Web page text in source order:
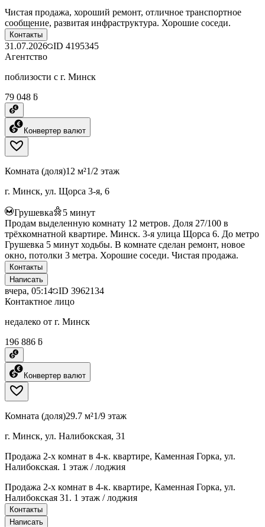
Чистая продажа, хороший ремонт, отличное транспортное
сообщение, развитая инфраструктура. Хорошие соседи.
Контакты
31.07.2026 ID 4195345
Агентство
поблизости с г. Минск
79 048 ƃ
Конвертер валют
Комната (доля)12 м²1/2 этаж
г. Минск, ул. Щорса 3-я, 6
Грушевка 5 минут
Продам выделенную комнату 12 метров. Доля 27/100 в
трёхкомнатной квартире. Минск. 3-я улица Щорса 6. До метро
Грушевка 5 минут ходьбы. В комнате сделан ремонт, новое
окно, потолки 3 метра. Хорошие соседи. Чистая продажа.
Контакты
Написать
вчера, 05:14 ID 3962134
Контактное лицо
недалеко от г. Минск
196 886 ƃ
Конвертер валют
Комната (доля)29.7 м²1/9 этаж
г. Минск, ул. Налибокская, 31
Продажа 2-х комнат в 4-к. квартире, Каменная Горка, ул.
Налибокская. 1 этаж / лоджия
Продажа 2-х комнат в 4-к. квартире, Каменная Горка, ул.
Налибокская 31. 1 этаж / лоджия
Контакты
Написать